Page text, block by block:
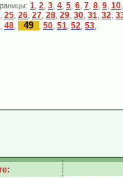
1, 2, 3, 4, 5, 6, 7, 8, 9, 10
, 25, 26, 27, 28, 29, 30, 31, 32,
, 48, 49 , 50, 51, 52, 53,